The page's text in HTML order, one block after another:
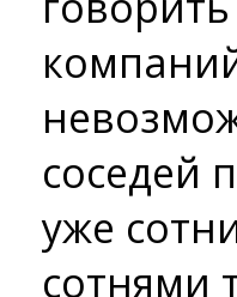
соседей
уже
сотнями